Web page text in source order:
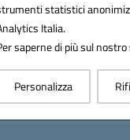
statistici
Italia.
saperne di più sul
Personalizza